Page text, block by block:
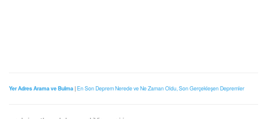
Yer Adres Arama ve Bulma|En Son Deprem Nerede ve Ne Zaman Oldu, Son Gerçekleşen Depremler